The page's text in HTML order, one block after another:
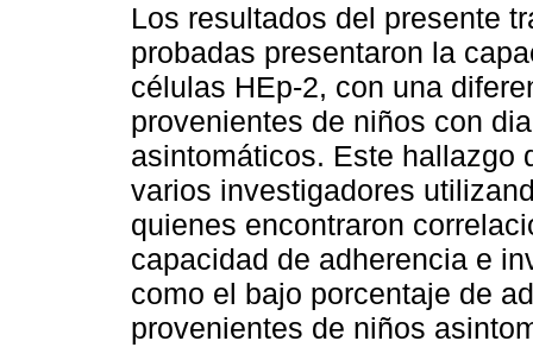
Los resultados del presente
probadas presentaron la
células HEp-2, con una
provenientes de niños con
asintomáticos. Este hallazgo
varios investigadores
quienes encontraron
capacidad de adherencia e
como el bajo porcentaje de
provenientes de niños